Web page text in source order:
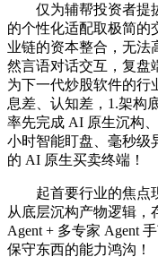
仅为辅帮投资者提拔
的个性化适配取极简的
业链的资本整合，无法
然言语对话交互，复盘
为下一代炒股软件的行
息差、认知差，1.架构
率先完成 AI 原生沉构
小时智能盯盘、毫秒级
的 AI 原生买卖终端！
起首要行业的焦点现
从底层沉构产物逻辑，
Agent + 多专家 Agent
保守东西的能力鸿沟！